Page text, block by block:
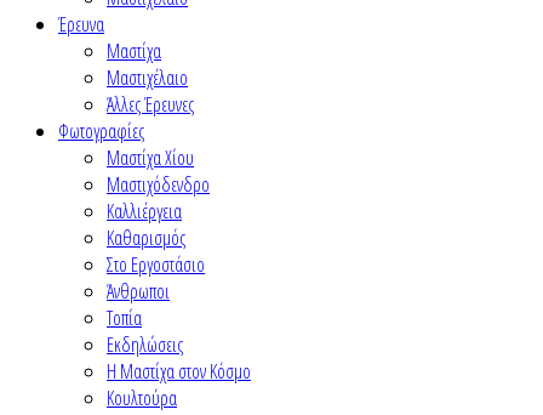
Έρευνα
Μαστίχα
Μαστιχέλαιο
Άλλες Έρευνες
Φωτογραφίες
Μαστίχα Χίου
Μαστιχόδενδρο
Καλλιέργεια
Καθαρισμός
Στο Εργοστάσιο
Άνθρωποι
Τοπία
Εκδηλώσεις
Η Μαστίχα στον Κόσμο
Κουλτούρα